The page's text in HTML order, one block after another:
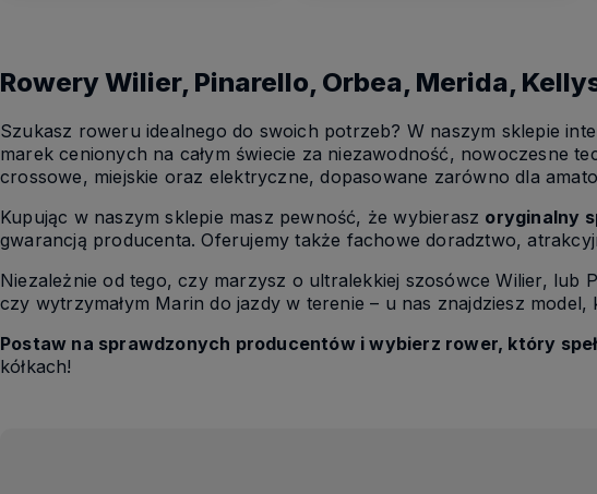
Rowery Wilier, Pinarello, Orbea, Merida,
Szukasz roweru idealnego do swoich potrzeb? W naszym sklepie
marek cenionych na całym świecie za niezawodność, nowoczesne
crossowe, miejskie oraz elektryczne, dopasowane zarówno dla
Kupując w naszym sklepie masz pewność, że wybierasz oryginalny
gwarancją producenta. Oferujemy także fachowe doradztwo,
Niezależnie od tego, czy marzysz o ultralekkiej szosówce Wilier,
czy wytrzymałym Marin do jazdy w terenie – u nas znajdziesz
Postaw na sprawdzonych producentów i wybierz rower, który
kółkach!